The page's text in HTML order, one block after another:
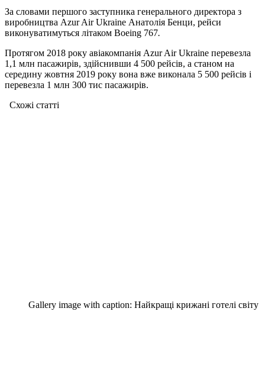
За словами першого заступника генерального директора з
виробництва Azur Air Ukraine Анатолія Бенци, рейси
виконуватимуться літаком Boeing 767.
Протягом 2018 року авіакомпанія Azur Air Ukraine перевезла
1,1 млн пасажирів, здійснивши 4 500 рейсів, а станом на
середину жовтня 2019 року вона вже виконала 5 500 рейсів і
перевезла 1 млн 300 тис пасажирів.
Схожі статтi
Gallery image with caption: Найкращі крижані готелі світу